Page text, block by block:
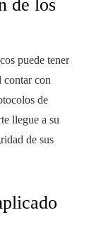
de los
puede tener
contar con
de
llegue a su
de sus